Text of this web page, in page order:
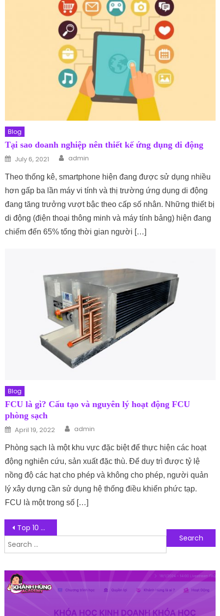
Blog
Tại sao doanh nghiệp nên thiết kế ứng dụng di động
Posted on
July 6, 2021 Author
admin
Theo thống kê, smartphone hiện đang được sử dụng nhiều
hơn gấp ba lần máy vi tính và thị trường ứng dụng di động
đang tăng trưởng vượt bậc theo cấp số nhân. Những thiết bị
di động (điện thoại thông minh và máy tính bảng) hiện đang
chiếm đến 65% tổng thời gian người […]
Blog
FCU là gì? Cấu tạo và nguyên lý hoạt động FCU
phòng sạch
Posted on
April 19, 2022 Author
admin
Phòng sạch là một khu vực đặc biệt để thực hiện các hoạt
động nghiên cứu, sản xuất đặc thù. Để duy trì được tỷ lệ
nồng độ các hạt cho phép và không cho phép, người quản
lý xây dựng cần sử dụng hệ thống điều khiển phức tạp.
FCU là một trong số […]
Post navigation
Top 10 đơn vị chuyên cung cấp tên miền website chất lượng nhất hiện nay
Search for:
Follow